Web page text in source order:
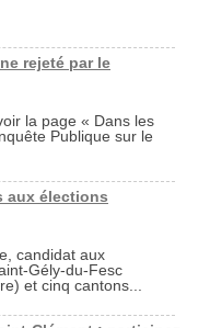
rejeté par le
la page « Dans les
Publique sur le
aux élections
candidat aux
Gély-du-Fesc
et cinq cantons...